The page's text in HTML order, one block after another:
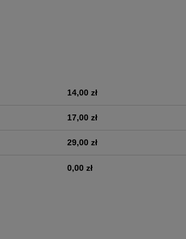
14,00 zł
17,00 zł
29,00 zł
0,00 zł